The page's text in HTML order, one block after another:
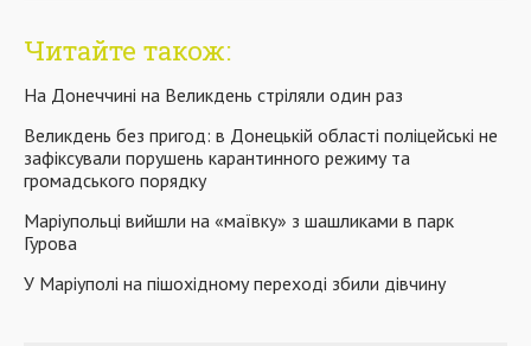
Читайте також:
На Донеччині на Великдень стріляли один раз
Великдень без пригод: в Донецькій області поліцейські не
зафіксували порушень карантинного режиму та
громадського порядку
Маріупольці вийшли на «маївку» з шашликами в парк
Гурова
У Маріуполі на пішохідному переході збили дівчину